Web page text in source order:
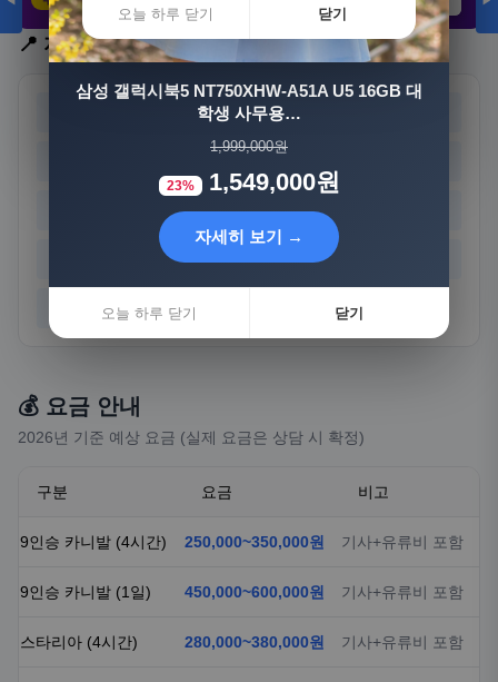
3,308원 8,892원
📍 지역 선택
부산
강원 충북
전남 경북
💰 요금 안내
2026년 기준 예상 요금 (실제 요금은 상담 시 확정)
구분 요금 비고
9인승 카니발 (4시간) 250,000~350,000원 기사+유류비 포함
9인승 카니발 (1일) 450,000~600,000원 기사+유류비 포함
스타리아 (4시간) 280,000~380,000원 기사+유류비 포함
오늘 하루 닫기 닫기
삼성 갤럭시북5 NT750XHW-A51A U5 16GB 대
학생 사무용…
1,999,000원
23% 1,549,000원
자세히 보기 →
오늘 하루 닫기 닫기